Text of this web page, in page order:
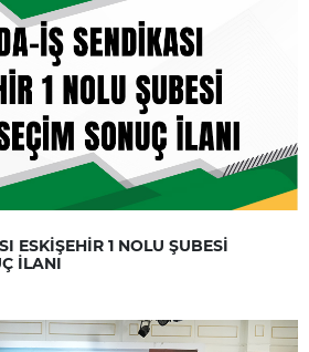
ESKİŞEHİR 1 NOLU ŞUBESİ
İLANI